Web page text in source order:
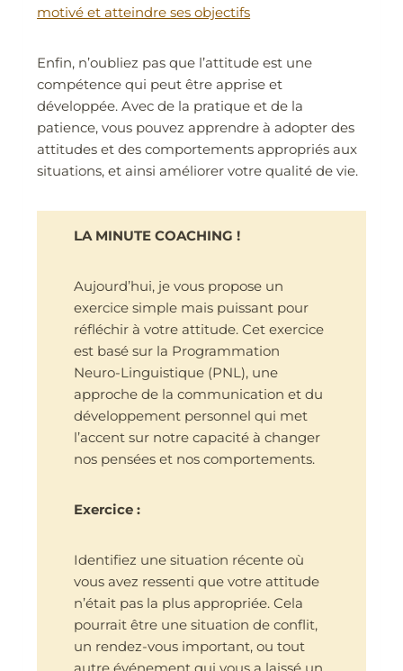
motivé et atteindre ses objectifs
Enfin, n’oubliez pas que l’attitude est une
compétence qui peut être apprise et
développée. Avec de la pratique et de la
patience, vous pouvez apprendre à adopter des
attitudes et des comportements appropriés aux
situations, et ainsi améliorer votre qualité de vie.
LA MINUTE COACHING !
Aujourd’hui, je vous propose un
exercice simple mais puissant pour
réfléchir à votre attitude. Cet exercice
est basé sur la Programmation
Neuro-Linguistique (PNL), une
approche de la communication et du
développement personnel qui met
l’accent sur notre capacité à changer
nos pensées et nos comportements.
Exercice :
Identifiez une situation récente où
vous avez ressenti que votre attitude
n’était pas la plus appropriée. Cela
pourrait être une situation de conflit,
un rendez-vous important, ou tout
autre événement qui vous a laissé un